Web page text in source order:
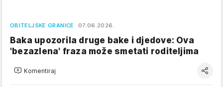
OBITELJSKE GRANICE 07.06.2026.
Baka upozorila druge bake i djedove: Ova
'bezazlena' fraza može smetati roditeljima
Komentiraj